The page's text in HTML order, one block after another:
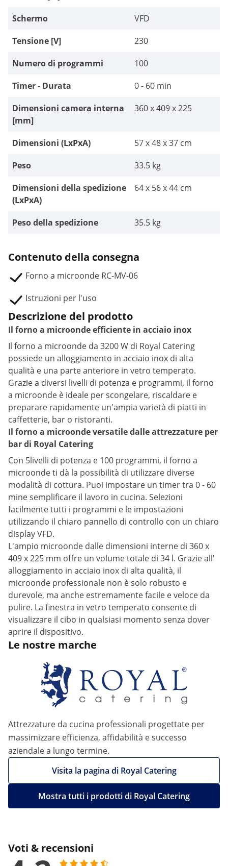
Schermo
VFD
Tensione [V]
230
Numero di programmi
100
Timer - Durata
0 - 60 min
Dimensioni camera interna
[mm]
360 x 409 x 225
Dimensioni (LxPxA)
57 x 48 x 37 cm
Peso
33.5 kg
Dimensioni della spedizione
(LxPxA)
64 x 56 x 44 cm
Peso della spedizione 35.5 kg
Contenuto della consegna
Forno a microonde RC-MV-06
Istruzioni per l'uso
Descrizione del prodotto
Il forno a microonde efficiente in acciaio inox
Il forno a microonde da 3200 W di Royal Catering
possiede un alloggiamento in acciaio inox di alta
qualità e una parte anteriore in vetro temperato.
Grazie a diversi livelli di potenza e programmi, il forno
a microonde è ideale per scongelare, riscaldare e
preparare rapidamente un'ampia varietà di piatti in
caffetterie, bar o ristoranti.
Il forno a microonde versatile dalle attrezzature per
bar di Royal Catering
Con 5livelli di potenza e 100 programmi, il forno a
microonde ti dà la possibilità di utilizzare diverse
modalità di cottura. Puoi impostare un timer tra 0 - 60
mine semplificare il lavoro in cucina. Selezioni
facilmente tutti i programmi e le impostazioni
utilizzando il chiaro pannello di controllo con un chiaro
display VFD.
L'ampio microonde dalle dimensioni interne di 360 x
409 x 225 mm offre un volume totale di 34 l. Grazie all'
alloggiamento in acciaio inox di alta qualità, il
microonde professionale non è solo robusto e
durevole, ma anche estremamente facile e veloce da
pulire. La finestra in vetro temperato consente di
visualizzare il cibo in qualsiasi momento senza dover
aprire il dispositivo.
Le nostre marche
Attrezzature da cucina professionali progettate per
massimizzare efficienza, affidabilità e successo
aziendale a lungo termine.
Visita la pagina di Royal Catering
Mostra tutti i prodotti di Royal Catering
Voti & recensioni